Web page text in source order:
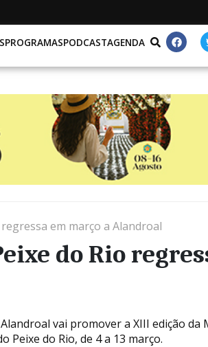
PROGRAMASPODCASTAGENDA
em março a Alandroal
do Rio
vai promover a XIII edição da
Peixe do Rio, de 4 a 13 março.